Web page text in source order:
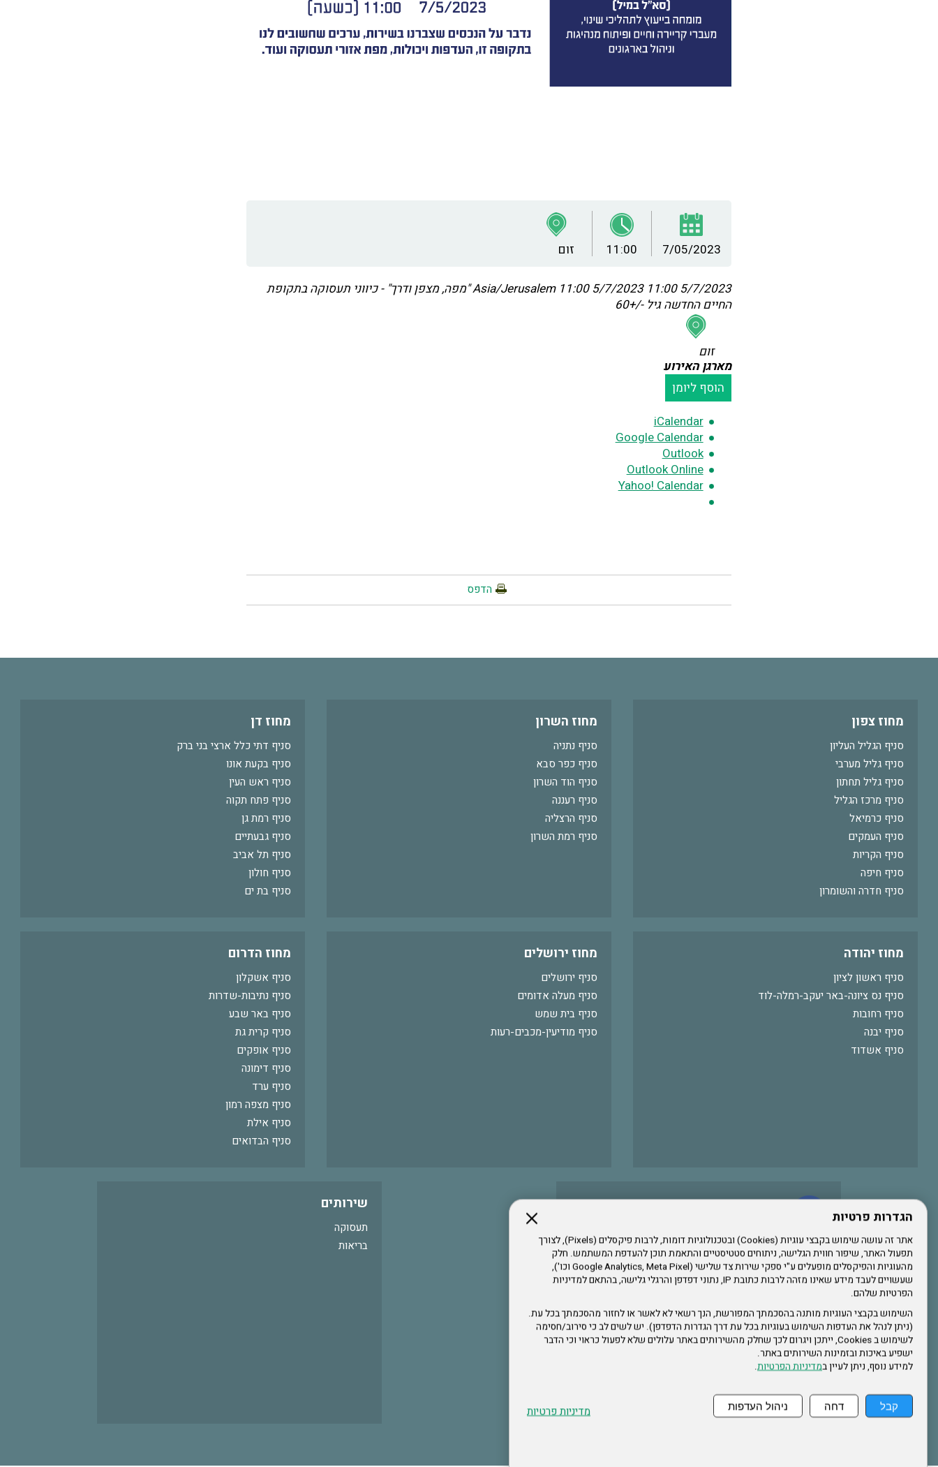
הגדרות פרטיות
אתר זה עושה שימוש בקבצי עוגיות (Cookies) ובטכנולוגיות דומות, לרבות פיקסלים (Pixels), לצורך
תפעול האתר, שיפור חווית הגלישה, ניתוחים סטטיסטיים והתאמת תוכן להעדפת המשתמש. חלק
מהעוגיות והפיקסלים מופעלים ע"י ספקי שירות צד שלישי (Google Analytics, Meta Pixel וכו'),
שעשויים לעבד מידע שאינו מזהה לרבות כתובת IP, נתוני דפדפן והרגלי גלישה, בהתאם למדיניות
הפרטיות שלהם.
השימוש בקבצי העוגיות מותנה בהסכמתך המפורשת, הנך רשאי לא לאשר או לחזור מהסכמתך בכל עת.
(ניתן לנהל את העדפות השימוש בעוגיות בכל עת דרך הגדרות הדפדפן). יש לשים לב כי סירוב/חסימה
לשימוש ב Cookies, ייתכן ויגרום לכך שחלק מהשירותים באתר עלולים שלא לפעול כראוי וכי הדבר
ישפיע באיכות ובזמינות השירותים באתר.
למידע נוסף, ניתן לעיין במדיניות הפרטיות.
קבל דחה ניהול העדפות מדיניות פרטיות
7/05/2023
11:00 זום
5/7/2023 11:00
5/7/2023 11:00
Asia/Jerusalem"מפה, מצפן ודרך" - כיווני תעסוקה בתקופת
החיים החדשה גיל -/+60
זום
מארגן האירוע
הוסף ליומן
iCalendar
Google Calendar
Outlook
Outlook Online
Yahoo! Calendar
הדפס
מחוז צפון
סניף הגליל העליון
סניף גליל מערבי
סניף גליל תחתון
סניף מרכז הגליל
סניף כרמיאל
סניף העמקים
סניף הקריות
סניף חיפה
סניף חדרה והשומרון
מחוז השרון
סניף נתניה
סניף כפר סבא
סניף הוד השרון
סניף רעננה
סניף הרצליה
סניף רמת השרון
מחוז דן
סניף דתי כלל ארצי בני ברק
סניף בקעת אונו
סניף ראש העין
סניף פתח תקוה
סניף רמת גן
סניף גבעתיים
סניף תל אביב
סניף חולון
סניף בת ים
מחוז יהודה
סניף ראשון לציון
סניף נס ציונה-באר יעקב-רמלה-לוד
סניף רחובות
סניף יבנה
סניף אשדוד
מחוז ירושלים
סניף ירושלים
סניף מעלה אדומים
סניף בית שמש
סניף מודיעין-מכבים-רעות
מחוז הדרום
סניף אשקלון
סניף נתיבות-שדרות
סניף באר שבע
סניף קרית גת
סניף אופקים
סניף דימונה
סניף ערד
סניף מצפה רמון
סניף אילת
סניף הבדואים
הרשמו לערוץ היוטיוב שלנו
אתר צה"ל
שירותים
תעסוקה
בריאות